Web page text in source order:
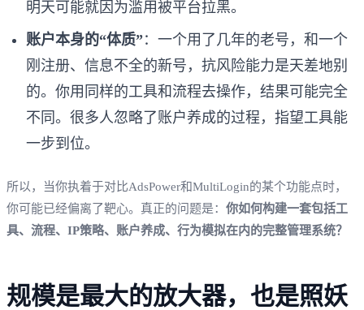
明天可能就因为滥用被平台拉黑。
账户本身的“体质”：一个用了几年的老号，和一个
刚注册、信息不全的新号，抗风险能力是天差地别
的。你用同样的工具和流程去操作，结果可能完全
不同。很多人忽略了账户养成的过程，指望工具能
一步到位。
所以，当你执着于对比AdsPower和MultiLogin的某个功能点时，
你可能已经偏离了靶心。真正的问题是： 你如何构建一套包括工
具、流程、IP策略、账户养成、行为模拟在内的完整管理系统？
规模是最大的放大器，也是照妖